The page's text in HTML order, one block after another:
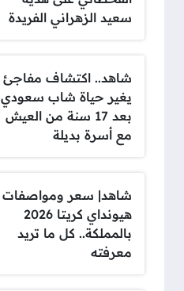
سعيد الزهراني الفريدة
شاهد.. اكتشاف مفاجئ
يغير حياة شاب سعودي
بعد 17 سنة من العيش
مع أسرة بديلة
شاهد| سعر ومواصفات
هيونداي كريتا 2026
بالمملكة.. كل ما تريد
معرفته